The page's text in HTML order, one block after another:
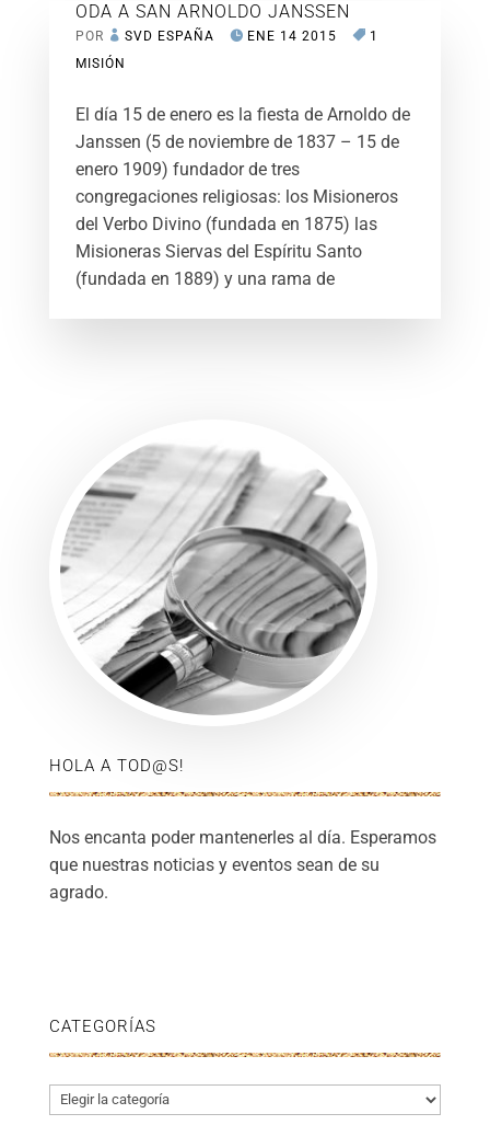
ODA A SAN ARNOLDO JANSSEN
POR SVD ESPAÑA ENE 14 2015
1
MISIÓN
El día 15 de enero es la fiesta de Arnoldo de
Janssen (5 de noviembre de 1837 – 15 de
enero 1909) fundador de tres
congregaciones religiosas: los Misioneros
del Verbo Divino (fundada en 1875) las
Misioneras Siervas del Espíritu Santo
(fundada en 1889) y una rama de
HOLA A TOD@S!
Nos encanta poder mantenerles al día. Esperamos
que nuestras noticias y eventos sean de su
agrado.
CATEGORÍAS
Categorías